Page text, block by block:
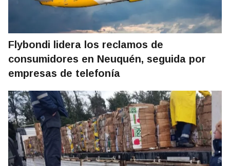
Flybondi lidera los reclamos de
consumidores en Neuquén, seguida por
empresas de telefonía